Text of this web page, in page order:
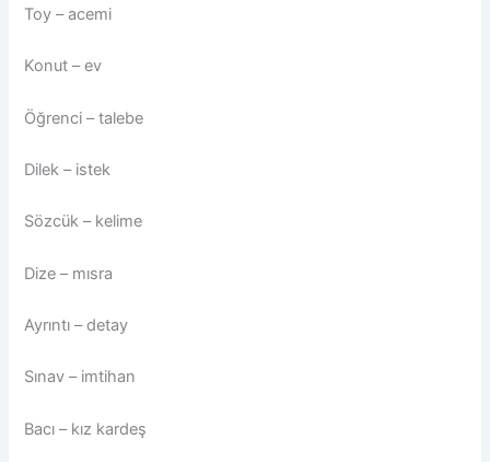
Toy – acemi
Konut – ev
Öğrenci – talebe
Dilek – istek
Sözcük – kelime
Dize – mısra
Ayrıntı – detay
Sınav – imtihan
Bacı – kız kardeş